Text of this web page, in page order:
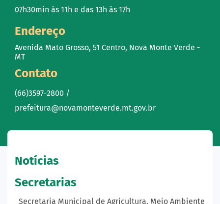
07h30min às 11h e das 13h às 17h
Endereço
Avenida Mato Grosso, 51 Centro, Nova Monte Verde -
MT
Contato
(66)3597-2800 /
prefeitura@novamonteverde.mt.gov.br
Notícias
Secretarias
Secretaria Municipal de Agricultura, Meio Ambiente